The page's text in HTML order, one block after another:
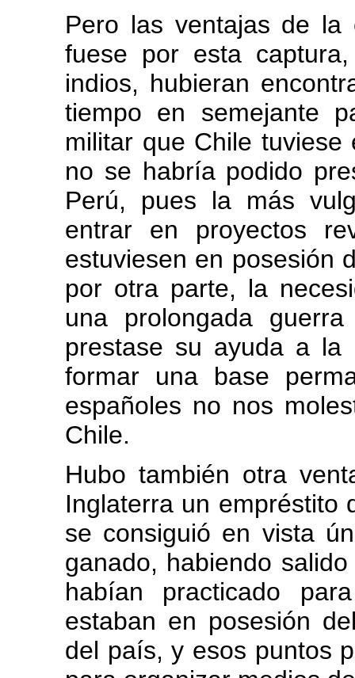
Pero las ventajas de la
fuese por esta
indios, hubieran
tiempo en semejante
militar que Chile
no se habría podido
Perú, pues la más
entrar en proyectos
estuviesen en posesión
por otra parte, la
una prolongada
prestase su ayuda a la
formar una base
españoles no nos
Chile.
Hubo también otra
Inglaterra un empréstito
se consiguió en vista
ganado, habiendo
habían practicado
estaban en posesión
del país, y esos puntos